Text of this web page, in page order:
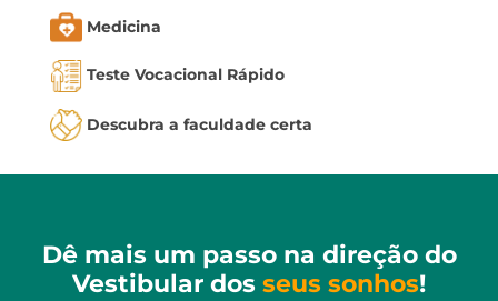
Medicina
Teste Vocacional Rápido
Descubra a faculdade certa
Dê mais um passo na direção do
Vestibular dos seus sonhos!